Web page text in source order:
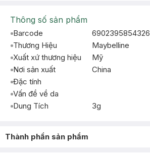
Thông số sản phẩm
Barcode
6902395854326
Thương Hiệu
Maybelline
Xuất xứ thương hiệu
Mỹ
Nơi sản xuất
China
Đặc tính
Vấn đề về da
Dung Tích
3g
Thành phần sản phẩm